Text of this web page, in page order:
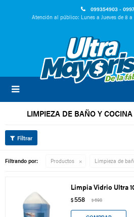
099354903 -
Atención al público: Lunes a Jueves de 8 a

LIMPIEZA DE BAÑO Y
Filtrando por: Productos Limpieza de
Limpia Vidrio Ultra
$558 $698